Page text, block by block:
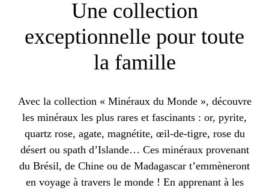
Une collection
exceptionnelle pour toute
la famille
Avec la collection « Minéraux du Monde », découvre
les minéraux les plus rares et fascinants : or, pyrite,
quartz rose, agate, magnétite, œil-de-tigre, rose du
désert ou spath d’Islande… Ces minéraux provenant
du Brésil, de Chine ou de Madagascar t’emmèneront
en voyage à travers le monde ! En apprenant à les